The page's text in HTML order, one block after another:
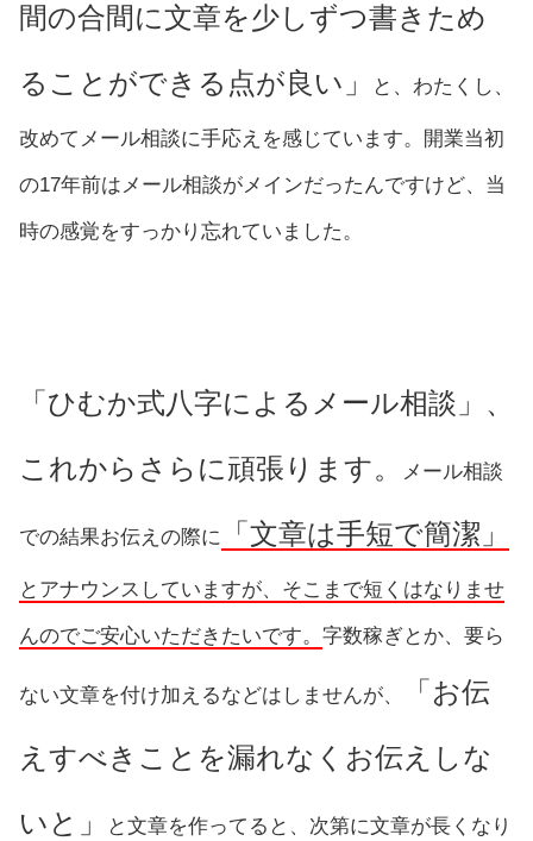
間の合間に文章を少しずつ書きため
ることができる点が良い」 と、わたくし、
改めてメール相談に手応えを感じています。開業当初
の17年前はメール相談がメインだったんですけど、当
時の感覚をすっかり忘れていました。
「ひむか式八字によるメール相談」、
これからさらに頑張ります。 メール相談
での結果お伝えの際に 「文章は手短で簡潔」
とアナウンスしていますが、そこまで短くはなりませ
んのでご安心いただきたいです。 字数稼ぎとか、要ら
ない文章を付け加えるなどはしませんが、 「お伝
えすべきことを漏れなくお伝えしな
いと」 と文章を作ってると、次第に文章が長くなり